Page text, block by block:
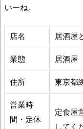
いーね。
店名 居酒屋
業態 居酒屋
住所 東京都
営業時
間・定休
定食屋
してく